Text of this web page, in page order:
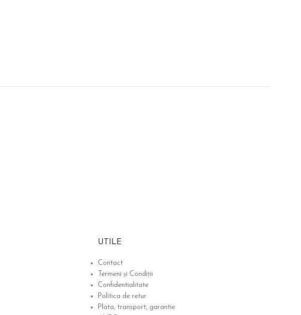
UTILE
Contact
Termeni și Condiții
Confidentialitate
Politica de retur
Plata, transport, garantie